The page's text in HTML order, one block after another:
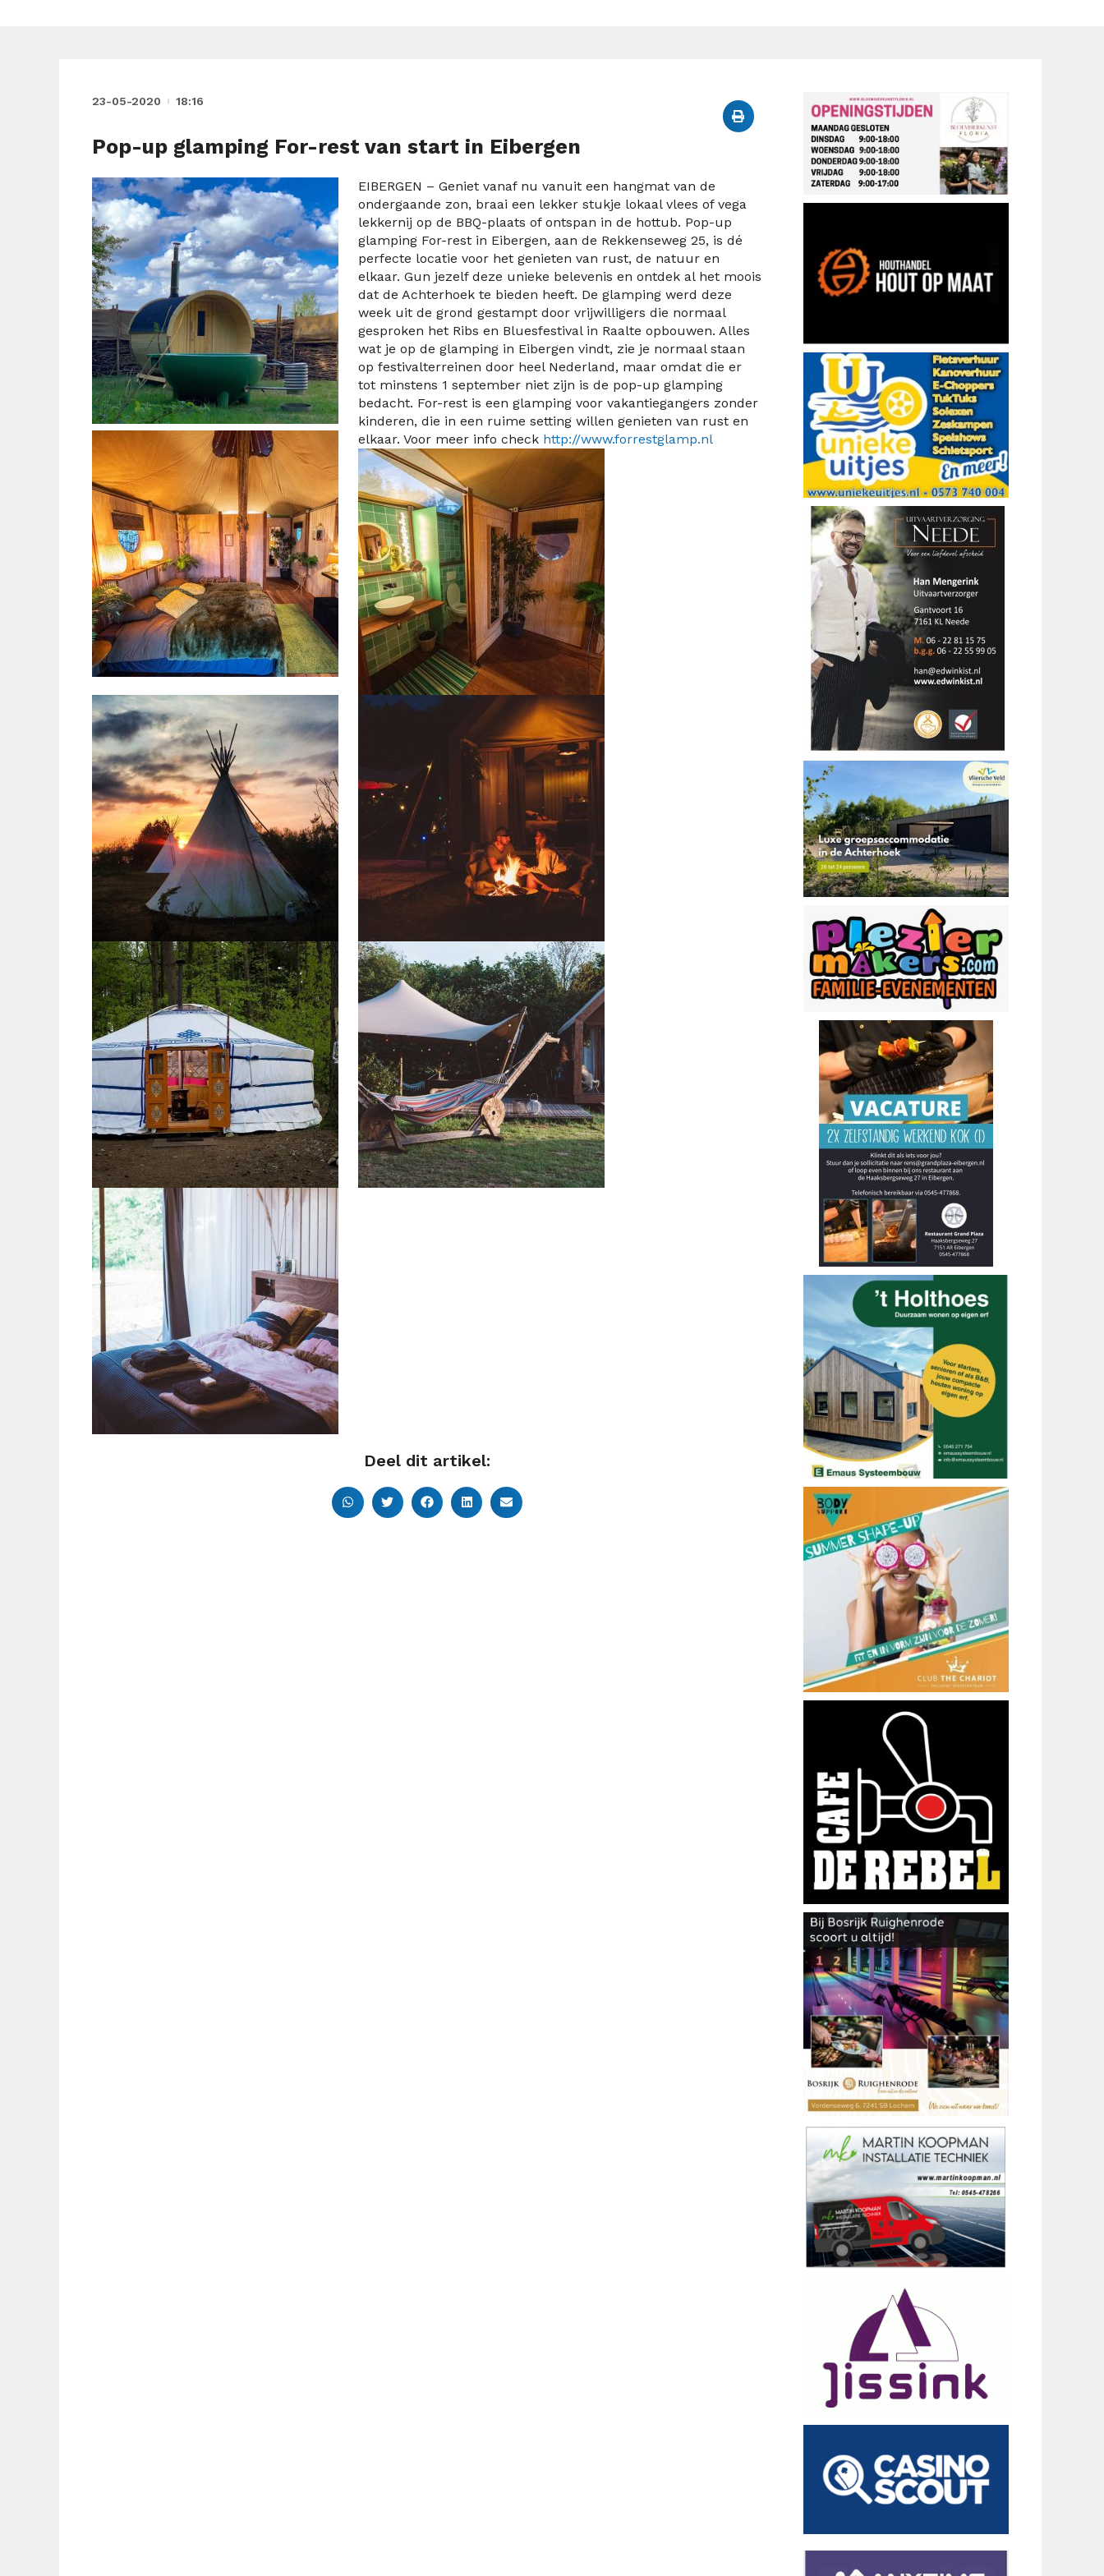
23-05-2020 18:16
Pop-up glamping For-rest van start in Eibergen
EIBERGEN – Geniet vanaf nu vanuit een hangmat van de
ondergaande zon, braai een lekker stukje lokaal vlees of vega
lekkernij op de BBQ-plaats of ontspan in de hottub. Pop-up
glamping For-rest in Eibergen, aan de Rekkenseweg 25, is dé
perfecte locatie voor het genieten van rust, de natuur en
elkaar. Gun jezelf deze unieke belevenis en ontdek al het moois
dat de Achterhoek te bieden heeft. De glamping werd deze
week uit de grond gestampt door vrijwilligers die normaal
gesproken het Ribs en Bluesfestival in Raalte opbouwen. Alles
wat je op de glamping in Eibergen vindt, zie je normaal staan
op festivalterreinen door heel Nederland, maar omdat die er
tot minstens 1 september niet zijn is de pop-up glamping
bedacht. For-rest is een glamping voor vakantiegangers zonder
kinderen, die in een ruime setting willen genieten van rust en
elkaar. Voor meer info check http://www.forrestglamp.nl
Deel dit artikel: